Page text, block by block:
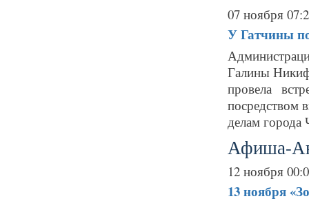
07 ноября
У Гатчины
Галины
провела
посредством
делам
Афиша-
12 ноября
13 ноября